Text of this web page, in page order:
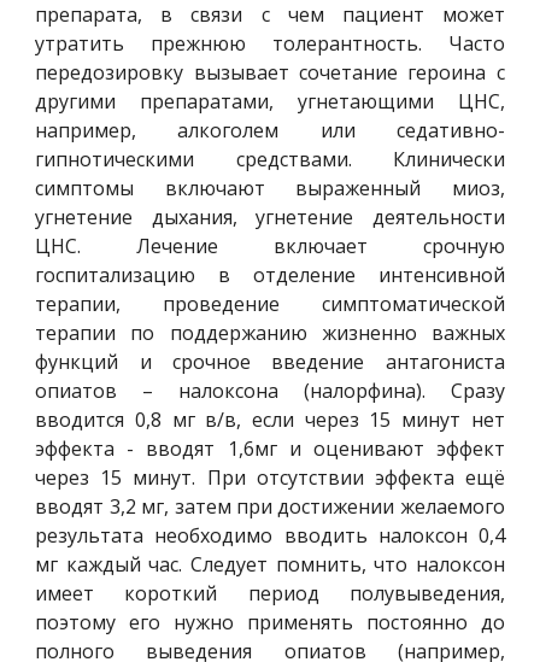
препарата, в связи с чем пациент может
утратить прежнюю толерантность. Часто
передозировку вызывает сочетание героина с
другими препаратами, угнетающими ЦНС,
например, алкоголем или седативно-
гипнотическими средствами. Клинически
симптомы включают выраженный миоз,
угнетение дыхания, угнетение деятельности
ЦНС. Лечение включает срочную
госпитализацию в отделение интенсивной
терапии, проведение симптоматической
терапии по поддержанию жизненно важных
функций и срочное введение антагониста
опиатов – налоксона (налорфина). Сразу
вводится 0,8 мг в/в, если через 15 минут нет
эффекта - вводят 1,6мг и оценивают эффект
через 15 минут. При отсутствии эффекта ещё
вводят 3,2 мг, затем при достижении желаемого
результата необходимо вводить налоксон 0,4
мг каждый час. Следует помнить, что налоксон
имеет короткий период полувыведения,
поэтому его нужно применять постоянно до
полного выведения опиатов (например,